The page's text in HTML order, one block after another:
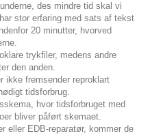
des mindre tid skal vi
stor erfaring med sats af tekst
20 minutter, hvorved
trykfiler, medens andre
den anden.
ikke fremsender reproklart
tidsforbrug.
hvor tidsforbruget med
bliver påført skemaet.
eller EDB-reparatør, kommer de